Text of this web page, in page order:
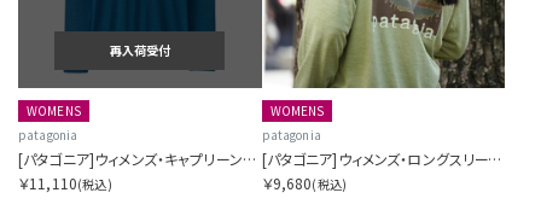
再入荷受付
WOMENS
patagonia
[パタゴニア]ウィメンズ・キャプリーン・クール・デイリー・フーディ（フィッツロイ・ニンバス）
￥11,110(税込)
WOMENS
patagonia
[パタゴニア]ウィメンズ・ロングスリーブ・キャプリーン・クール・デイリー・シャツ（フィッツロイ・フットヒルズ）
￥9,680(税込)